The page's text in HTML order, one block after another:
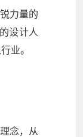
力量的
设计人
业。
念，从